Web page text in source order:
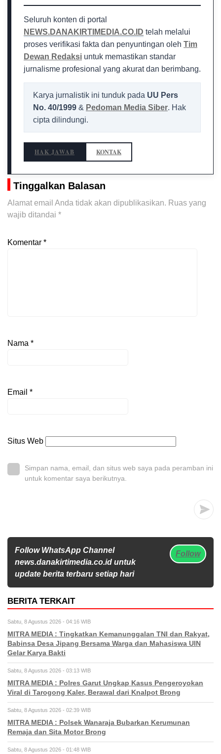
Seluruh konten di portal
NEWS.DANAKIRTIMEDIA.CO.ID telah melalui
proses verifikasi fakta dan penyuntingan oleh Tim
Dewan Redaksi untuk memastikan standar
jurnalisme profesional yang akurat dan berimbang.
Karya jurnalistik ini tunduk pada UU Pers
No. 40/1999 & Pedoman Media Siber. Hak
cipta dilindungi.
HAK JAWAB KONTAK
Tinggalkan Balasan
Alamat email Anda tidak akan dipublikasikan. Ruas yang
wajib ditandai *
Komentar *
Nama *
Email *
Situs Web
Simpan nama, email, dan situs web saya pada peramban ini
untuk komentar saya berikutnya.
Follow WhatsApp Channel
news.danakirtimedia.co.id untuk
update berita terbaru setiap hari
Follow
BERITA TERKAIT
Sabtu, 8 Agustus 2026 - 04:16 WIB
MITRA MEDIA : Tingkatkan Kemanunggalan TNI dan Rakyat,
Babinsa Desa Jipang Bersama Warga dan Mahasiswa UIN
Gelar Karya Bakti
Sabtu, 8 Agustus 2026 - 03:13 WIB
MITRA MEDIA : Polres Garut Ungkap Kasus Pengeroyokan
Viral di Tarogong Kaler, Berawal dari Knalpot Brong
Sabtu, 8 Agustus 2026 - 02:39 WIB
MITRA MEDIA : Polsek Wanaraja Bubarkan Kerumunan
Remaja dan Sita Motor Brong
Sabtu, 8 Agustus 2026 - 01:48 WIB